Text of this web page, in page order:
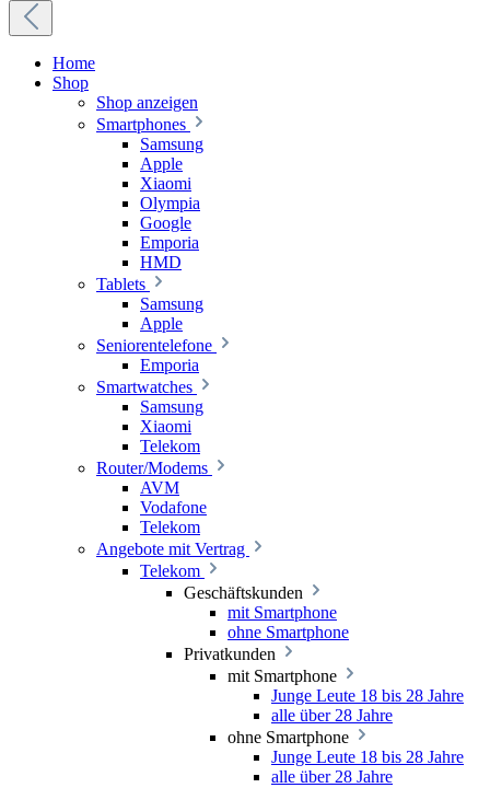
Home
Shop
Shop anzeigen
Smartphones
Samsung
Apple
Xiaomi
Olympia
Google
Emporia
HMD
Tablets
Samsung
Apple
Seniorentelefone
Emporia
Smartwatches
Samsung
Xiaomi
Telekom
Router/Modems
AVM
Vodafone
Telekom
Angebote mit Vertrag
Telekom
Geschäftskunden
mit Smartphone
ohne Smartphone
Privatkunden
mit Smartphone
Junge Leute 18 bis 28 Jahre
alle über 28 Jahre
ohne Smartphone
Junge Leute 18 bis 28 Jahre
alle über 28 Jahre